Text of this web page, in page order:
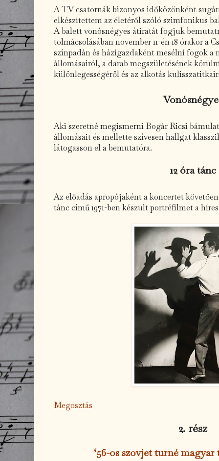
A TV csatornák bizonyos időközönként
elkészítettem az életéről szóló szimfonikus
A balett vonósnégyes átiratát fogjuk
tolmácsolásában november 11-én 18 órakor a
színpadán és házigazdaként mesélni fogok a
állomásairól, a darab megszületésének
különlegességéről és az alkotás
Aki szeretné megismerni Bogár Ricsi
állomásait és mellette szívesen hallgat
látogasson el a bemutatóra.
12 óra tánc
Az előadás apropójaként a koncertet
tánc című 1971-ben készült portréfilmet a
Megosztás
2. rész
‘56-os szovjet turné